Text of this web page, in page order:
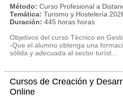
Método: Curso Profesional a
Temática: Turismo y Hostelería
Duración: 445 horas horas
Objetivos del curso Técnico en
-Que el alumno obtenga una
sólida y adecuada al sector turíst...
Cursos de Creación y
Online